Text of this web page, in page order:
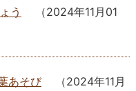
う （2024年11月01
あそび （2024年11月